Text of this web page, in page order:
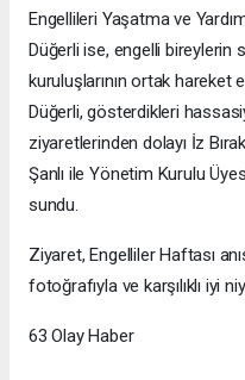
Engellileri Yaşatma ve
Düğerli ise, engelli bireylerin
kuruluşlarının ortak hareket
Düğerli, gösterdikleri
ziyaretlerinden dolayı İz
Şanlı ile Yönetim Kurulu
sundu.
Ziyaret, Engelliler Haftası
fotoğrafıyla ve karşılıklı iyi
63 Olay Haber